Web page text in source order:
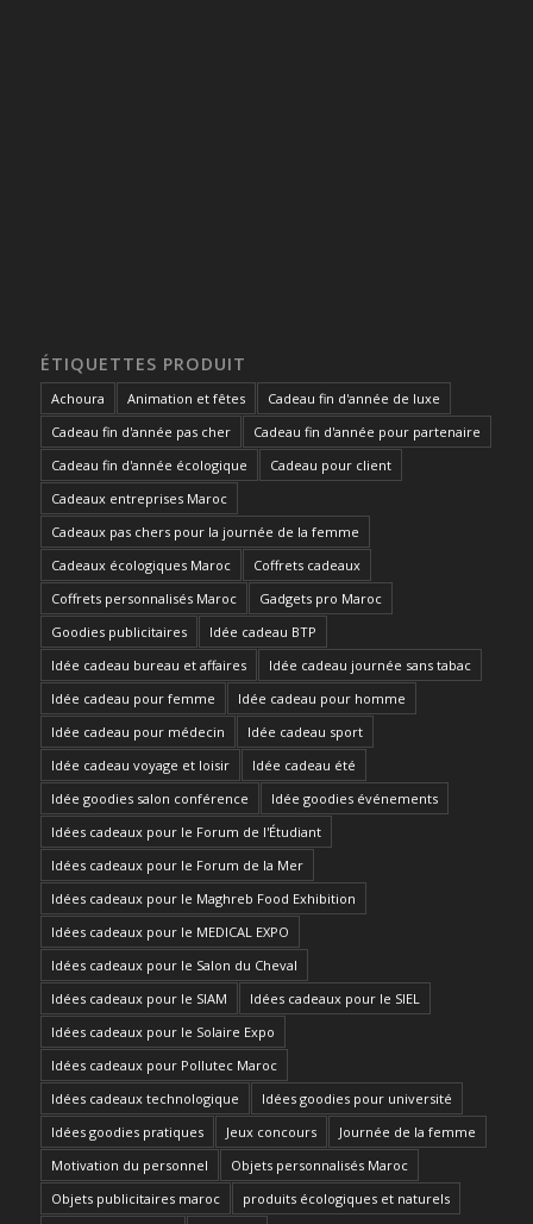
ÉTIQUETTES PRODUIT
Achoura Animation et fêtes
Cadeau fin d'année de luxe
Cadeau fin d'année pas cher
Cadeau fin d'année pour partenaire
Cadeau fin d'année écologique
Cadeau pour client
Cadeaux entreprises Maroc
Cadeaux pas chers pour la journée de la femme
Cadeaux écologiques Maroc
Coffrets cadeaux
Coffrets personnalisés Maroc
Gadgets pro Maroc
Goodies publicitaires
Idée cadeau BTP
Idée cadeau bureau et affaires
Idée cadeau journée sans tabac
Idée cadeau pour femme
Idée cadeau pour homme
Idée cadeau pour médecin
Idée cadeau sport
Idée cadeau voyage et loisir
Idée cadeau été
Idée goodies salon conférence
Idée goodies événements
Idées cadeaux pour le Forum de l'Étudiant
Idées cadeaux pour le Forum de la Mer
Idées cadeaux pour le Maghreb Food Exhibition
Idées cadeaux pour le MEDICAL EXPO
Idées cadeaux pour le Salon du Cheval
Idées cadeaux pour le SIAM
Idées cadeaux pour le SIEL
Idées cadeaux pour le Solaire Expo
Idées cadeaux pour Pollutec Maroc
Idées cadeaux technologique
Idées goodies pour université
Idées goodies pratiques
Jeux concours
Journée de la femme
Motivation du personnel
Objets personnalisés Maroc
Objets publicitaires maroc
produits écologiques et naturels